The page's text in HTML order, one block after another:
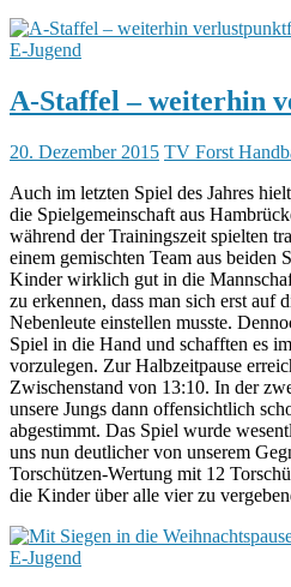
E-Jugend
A-Staffel – weiterhin
20. Dezember 2015 TV Forst
Auch im letzten Spiel des Jahres
die Spielgemeinschaft aus
während der Trainingszeit spielten
einem gemischten Team aus beiden
Kinder wirklich gut in die
zu erkennen, dass man sich erst auf
Nebenleute einstellen musste.
Spiel in die Hand und schafften es
vorzulegen. Zur Halbzeitpause
Zwischenstand von 13:10. In der
unsere Jungs dann offensichtlich
abgestimmt. Das Spiel wurde
uns nun deutlicher von unserem
Torschützen-Wertung mit 12
die Kinder über alle vier zu
E-Jugend